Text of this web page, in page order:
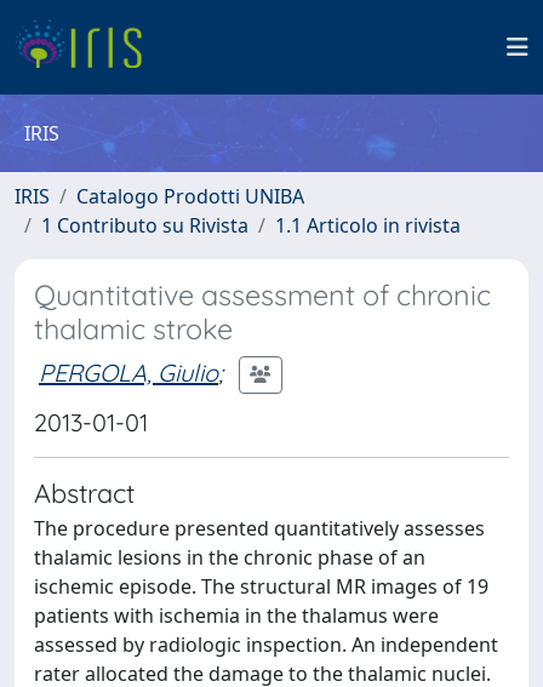
IRIS
IRIS
Catalogo Prodotti UNIBA
1 Contributo su Rivista
1.1 Articolo in rivista
Quantitative assessment of chronic
thalamic stroke
PERGOLA, Giulio;
2013-01-01
Abstract
The procedure presented quantitatively assesses
thalamic lesions in the chronic phase of an
ischemic episode. The structural MR images of 19
patients with ischemia in the thalamus were
assessed by radiologic inspection. An independent
rater allocated the damage to the thalamic nuclei.